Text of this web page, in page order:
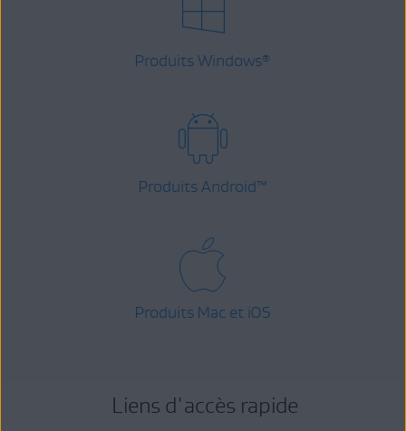
Produits Windows®
Produits Android™
Produits Mac et iOS
Liens d'accès rapide